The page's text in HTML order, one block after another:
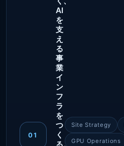
01
AI
を
支
え
る
事
業
イ
ン
フ
ラ
を
つ
く
る。
Site Strategy
GPU Operations